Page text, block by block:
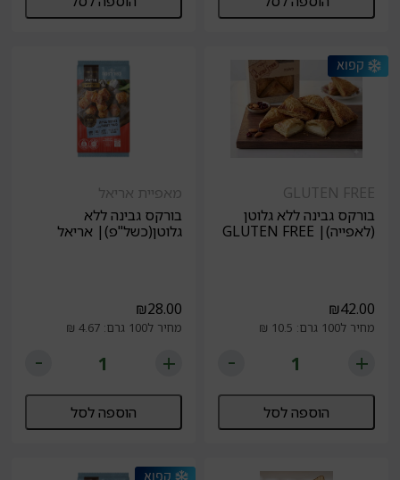
GLUTEN FREE
בורקס גבינה ללא גלוטן
(לאפייה)| GLUTEN FREE
₪42.00
מחיר ל100 גרם: 10.5 ₪
הוספה לסל
מאפיית אריאל
בורקס גבינה ללא
גלוטן(כשל"פ)| אריאל
₪28.00
מחיר ל100 גרם: 4.67 ₪
הוספה לסל